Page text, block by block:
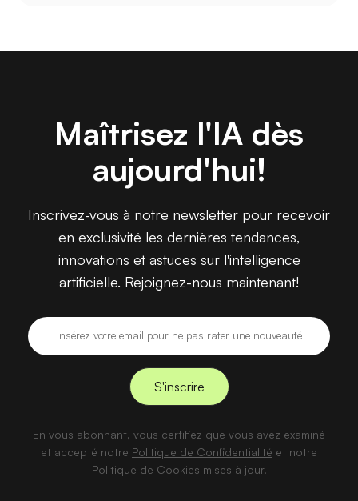
Maîtrisez l'IA dès
aujourd'hui!
Inscrivez-vous à notre newsletter pour recevoir
en exclusivité les dernières tendances,
innovations et astuces sur l'intelligence
artificielle. Rejoignez-nous maintenant!
En vous abonnant, vous certifiez que vous avez examiné
et accepté notre Politique de Confidentialité et notre
Politique de Cookies mises à jour.